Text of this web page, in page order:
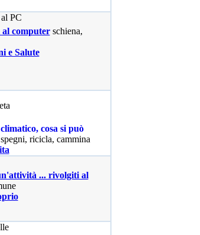
al computerschiena,
e Salute
cosa si può
ricicla, cammina
... rivolgiti al